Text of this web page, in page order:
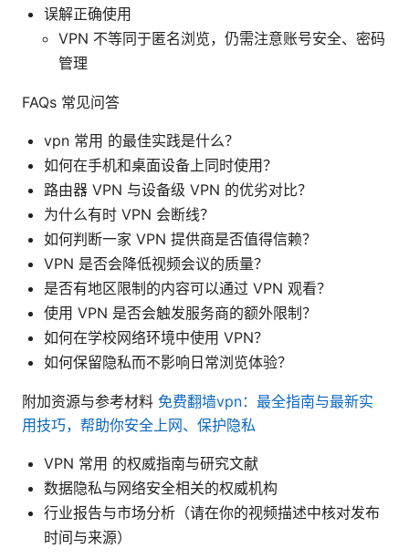
误解正确使用
VPN 不等同于匿名浏览，仍需注意账号安全、密码
管理
FAQs 常见问答
vpn 常用 的最佳实践是什么？
如何在手机和桌面设备上同时使用？
路由器 VPN 与设备级 VPN 的优劣对比？
为什么有时 VPN 会断线？
如何判断一家 VPN 提供商是否值得信赖？
VPN 是否会降低视频会议的质量？
是否有地区限制的内容可以通过 VPN 观看？
使用 VPN 是否会触发服务商的额外限制？
如何在学校网络环境中使用 VPN？
如何保留隐私而不影响日常浏览体验？
附加资源与参考材料 免费翻墙vpn：最全指南与最新实
用技巧，帮助你安全上网、保护隐私
VPN 常用 的权威指南与研究文献
数据隐私与网络安全相关的权威机构
行业报告与市场分析（请在你的视频描述中核对发布
时间与来源）